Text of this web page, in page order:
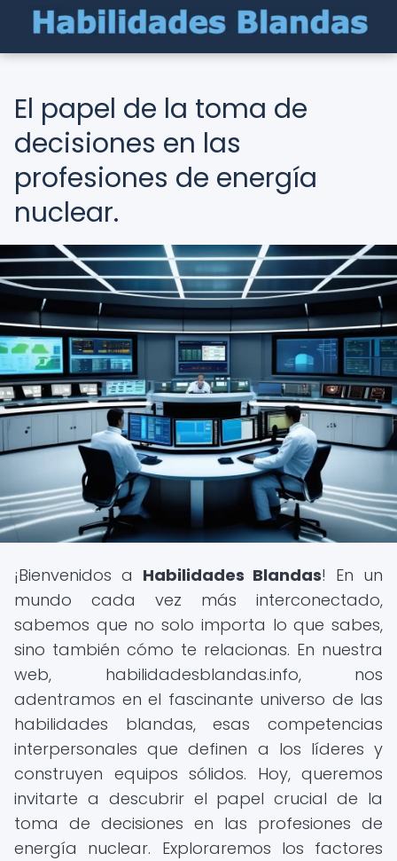
El papel de la toma de
decisiones en las
profesiones de energía
nuclear.
¡Bienvenidos a Habilidades Blandas! En un
mundo cada vez más interconectado,
sabemos que no solo importa lo que sabes,
sino también cómo te relacionas. En nuestra
web, habilidadesblandas.info, nos
adentramos en el fascinante universo de las
habilidades blandas, esas competencias
interpersonales que definen a los líderes y
construyen equipos sólidos. Hoy, queremos
invitarte a descubrir el papel crucial de la
toma de decisiones en las profesiones de
energía nuclear. Exploraremos los factores